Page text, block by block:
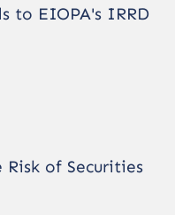
to EIOPA's IRRD
of Securities